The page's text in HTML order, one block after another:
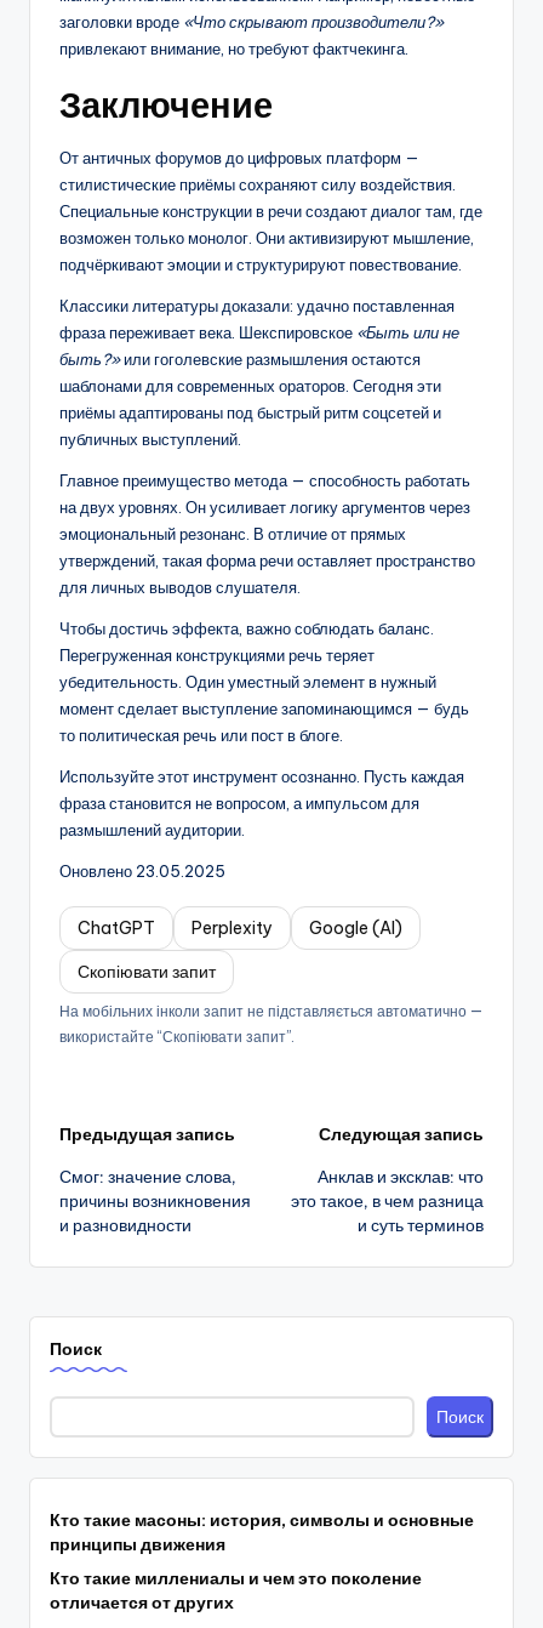
заголовки вроде «Что скрывают производители?»
привлекают внимание, но требуют фактчекинга.
Заключение
От античных форумов до цифровых платформ —
стилистические приёмы сохраняют силу воздействия.
Специальные конструкции в речи создают диалог там, где
возможен только монолог. Они активизируют мышление,
подчёркивают эмоции и структурируют повествование.
Классики литературы доказали: удачно поставленная
фраза переживает века. Шекспировское «Быть или не
быть?»или гоголевские размышления остаются
шаблонами для современных ораторов. Сегодня эти
приёмы адаптированы под быстрый ритм соцсетей и
публичных выступлений.
Главное преимущество метода — способность работать
на двух уровнях. Он усиливает логику аргументов через
эмоциональный резонанс. В отличие от прямых
утверждений, такая форма речи оставляет пространство
для личных выводов слушателя.
Чтобы достичь эффекта, важно соблюдать баланс.
Перегруженная конструкциями речь теряет
убедительность. Один уместный элемент в нужный
момент сделает выступление запоминающимся — будь
то политическая речь или пост в блоге.
Используйте этот инструмент осознанно. Пусть каждая
фраза становится не вопросом, а импульсом для
размышлений аудитории.
Оновлено 23.05.2025
ChatGPT Perplexity
Google (AI)
Скопіювати запит
На мобільних інколи запит не підставляється автоматично —
використайте “Скопіювати запит”.
Навигация
записи
Предыдущая запись
Смог: значение слова,
причины возникновения
и разновидности
Следующая запись
Анклав и эксклав: что
это такое, в чем разница
и суть терминов
Поиск
Поиск
Кто такие масоны: история, символы и основные
принципы движения
Кто такие миллениалы и чем это поколение
отличается от других